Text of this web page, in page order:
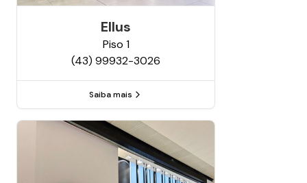
Ellus
Piso 1
(43) 99932-3026
Saiba mais